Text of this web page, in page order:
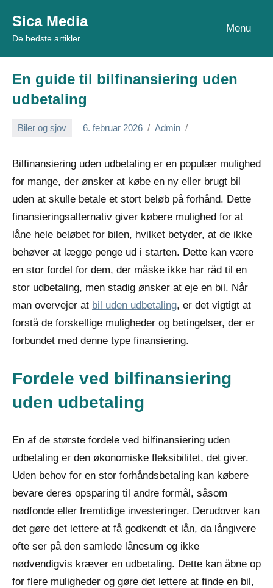
indhold
Sica Media
De bedste artikler
Menu
En guide til bilfinansiering uden
udbetaling
Biler og sjov 6. februar 2026 Admin
Bilfinansiering uden udbetaling er en populær mulighed
for mange, der ønsker at købe en ny eller brugt bil
uden at skulle betale et stort beløb på forhånd. Dette
finansieringsalternativ giver købere mulighed for at
låne hele beløbet for bilen, hvilket betyder, at de ikke
behøver at lægge penge ud i starten. Dette kan være
en stor fordel for dem, der måske ikke har råd til en
stor udbetaling, men stadig ønsker at eje en bil. Når
man overvejer at bil uden udbetaling, er det vigtigt at
forstå de forskellige muligheder og betingelser, der er
forbundet med denne type finansiering.
Fordele ved bilfinansiering
uden udbetaling
En af de største fordele ved bilfinansiering uden
udbetaling er den økonomiske fleksibilitet, det giver.
Uden behov for en stor forhåndsbetaling kan købere
bevare deres opsparing til andre formål, såsom
nødfonde eller fremtidige investeringer. Derudover kan
det gøre det lettere at få godkendt et lån, da långivere
ofte ser på den samlede lånesum og ikke
nødvendigvis kræver en udbetaling. Dette kan åbne op
for flere muligheder og gøre det lettere at finde en bil,